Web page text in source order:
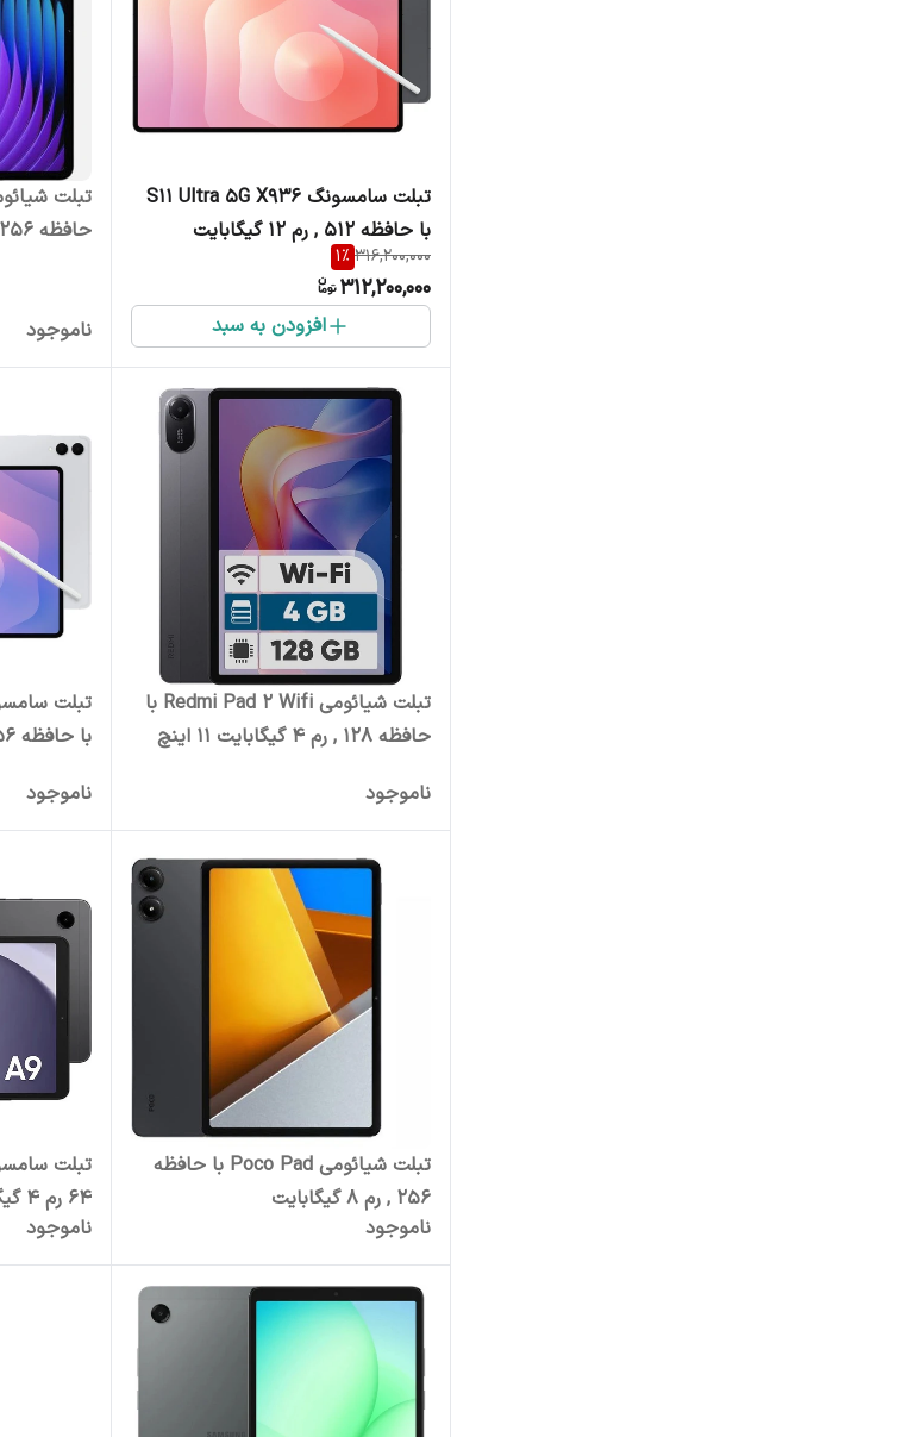
تبلت سامسونگ S11 Ultra 5G X936
با حافظه 512 , رم 12 گیگابایت
316,200,000
1%
312,200,000
افزودن به سبد
حافظه 256 , رم 8 گیگابایت
ناموجود
تبلت شیائومی Redmi Pad 2 Wifi با
حافظه 128 , رم 4 گیگابایت 11 اینچ
ناموجود
با حافظه 256 , رم 12 گیگابایت
ناموجود
تبلت شیائومی Poco Pad با حافظه
256 , رم 8 گیگابایت
ناموجود
64 رم 4 گیگابایت
ناموجود